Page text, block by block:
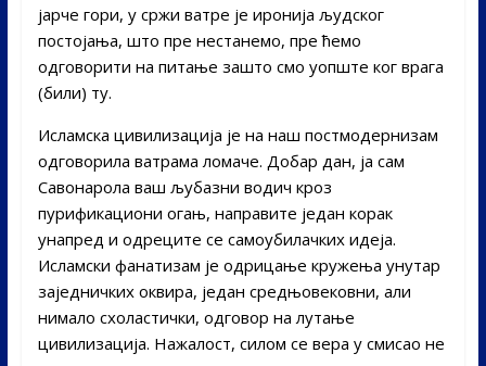
јарче гори, у сржи ватре је иронија људског
постојања, што пре нестанемо, пре ћемо
одговорити на питање зашто смо уопште ког врага
(били) ту.
Исламска цивилизација је на наш постмодернизам
одговорила ватрама ломаче. Добар дан, ја сам
Савонарола ваш љубазни водич кроз
пурификациони огањ, направите један корак
унапред и одреците се самоубилачких идеја.
Исламски фанатизам је одрицање кружења унутар
заједничких оквира, један средњовековни, али
нимало схоластички, одговор на лутање
цивилизација. Нажалост, силом се вера у смисао не